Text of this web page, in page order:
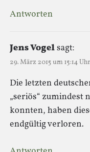
Antworten
Jens Vogelsagt:
29. März 2015 um 15:14 Uhr
Die letzten
„seriös“ zumindest
konnten, haben
endgültig verloren.